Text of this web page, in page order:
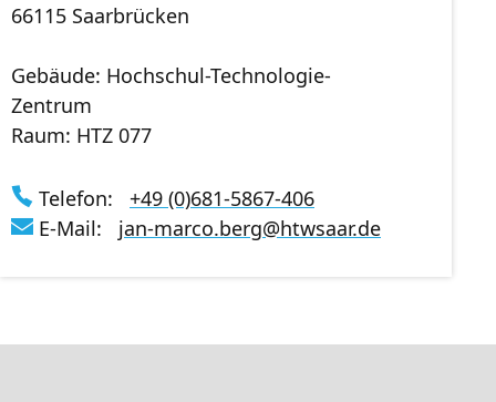
66115 Saarbrücken
Gebäude: Hochschul-Technologie-
Zentrum
Raum: HTZ 077
Telefon:
+49 (0)681-5867-406
E-Mail:
jan-marco.berg@htwsaar.de